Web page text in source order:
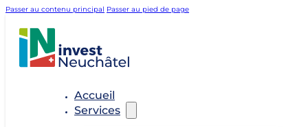
Passer au contenu principal Passer au pied de page
Accueil
Services